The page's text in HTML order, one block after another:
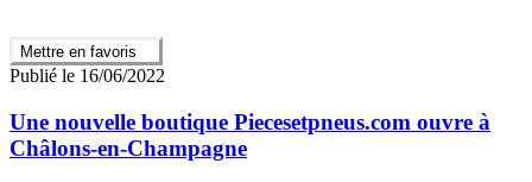
Mettre en favoris
Publié le 16/06/2022
Une nouvelle boutique Piecesetpneus.com ouvre à
Châlons-en-Champagne